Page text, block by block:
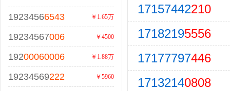
19234566543 ￥1.65万
19234567006 ￥4500
19200060006 ￥1.88万
19234569222 ￥5960
17157442210
17182195556
17177797446
17132140808